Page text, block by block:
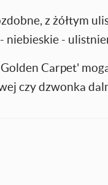
z żółtym
niebieskie -
Carpet'
czy dzwonka